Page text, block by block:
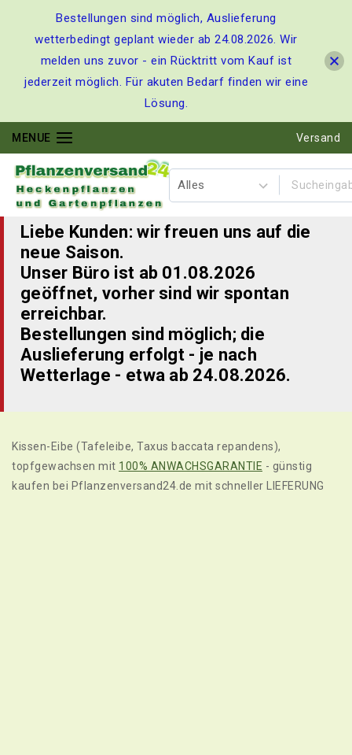
MENUE Versand
Liebe Kunden: wir freuen uns auf die
neue Saison.
Unser Büro ist ab 01.08.2026
geöffnet, vorher sind wir spontan
erreichbar.
Bestellungen sind möglich; die
Auslieferung erfolgt - je nach
Wetterlage - etwa ab 24.08.2026.
Kissen-Eibe (Tafeleibe, Taxus baccata repandens),
topfgewachsen mit 100% ANWACHSGARANTIE - günstig
kaufen bei Pflanzenversand24.de mit schneller LIEFERUNG
Bestellungen sind möglich, Auslieferung
wetterbedingt geplant wieder ab 24.08.2026. Wir
melden uns zuvor - ein Rücktritt vom Kauf ist
jederzeit möglich. Für akuten Bedarf finden wir eine
Lösung.